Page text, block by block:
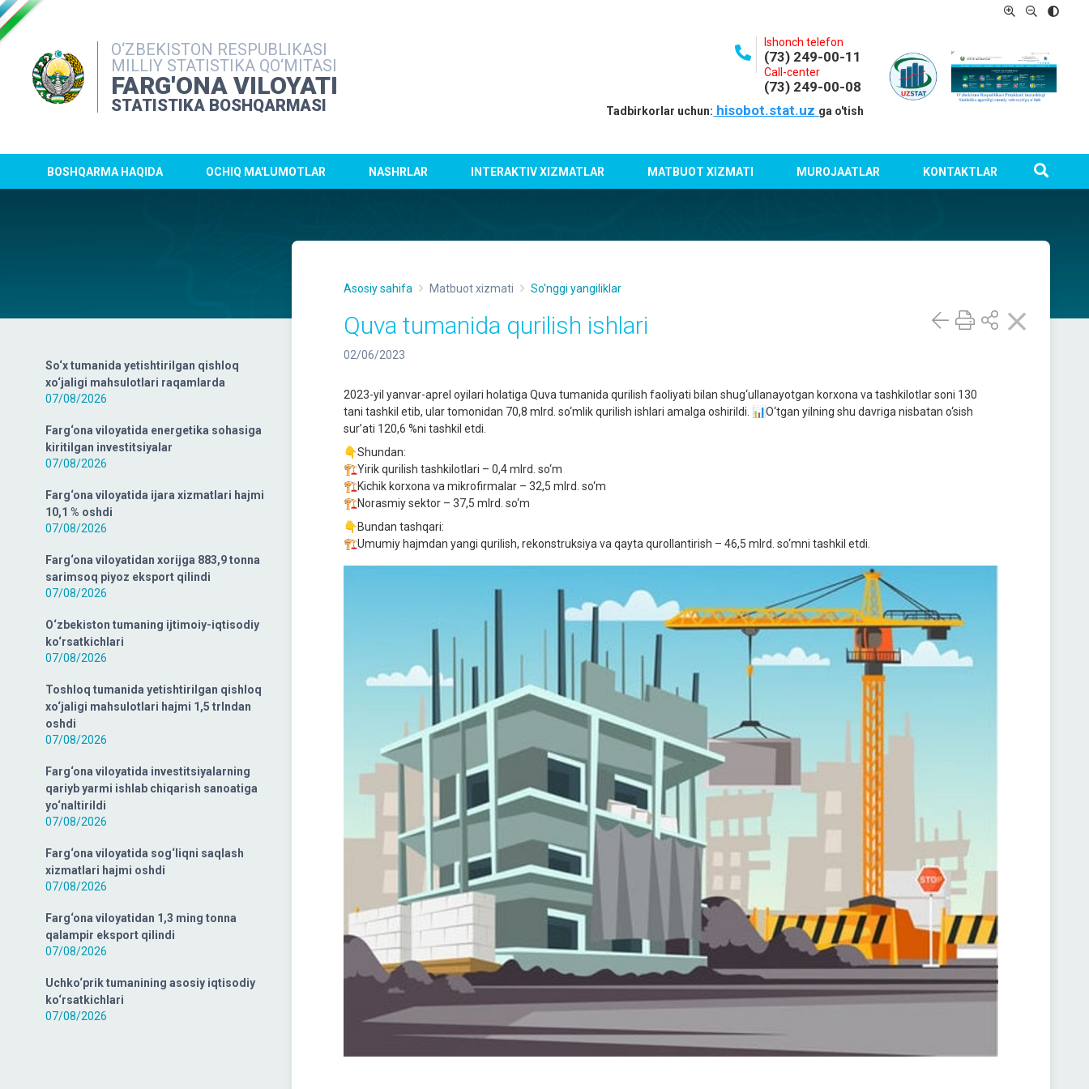
O‘ZBEKISTON RESPUBLIKASI
MILLIY STATISTIKA QO‘MITASI
FARG'ONA VILOYATI
STATISTIKA BOSHQARMASI
Ishonch telefon
(73) 249-00-11
Call-center
(73) 249-00-08
Tadbirkorlar uchun: hisobot.stat.uz ga o'tish
BOSHQARMA HAQIDA OCHIQ MA'LUMOTLAR NASHRLAR INTERAKTIV XIZMATLAR MATBUOT XIZMATI MUROJAATLAR KONTAKTLAR
So‘x tumanida yetishtirilgan qishloq
xo‘jaligi mahsulotlari raqamlarda
07/08/2026
Farg‘ona viloyatida energetika sohasiga
kiritilgan investitsiyalar
07/08/2026
Farg‘ona viloyatida ijara xizmatlari hajmi
10,1 % oshdi
07/08/2026
Farg‘ona viloyatidan xorijga 883,9 tonna
sarimsoq piyoz eksport qilindi
07/08/2026
O‘zbekiston tumaning ijtimoiy-iqtisodiy
ko‘rsatkichlari
07/08/2026
Toshloq tumanida yetishtirilgan qishloq
xo‘jaligi mahsulotlari hajmi 1,5 trlndan
oshdi
07/08/2026
Farg‘ona viloyatida investitsiyalarning
qariyb yarmi ishlab chiqarish sanoatiga
yo‘naltirildi
07/08/2026
Farg‘ona viloyatida sog‘liqni saqlash
xizmatlari hajmi oshdi
07/08/2026
Farg‘ona viloyatidan 1,3 ming tonna
qalampir eksport qilindi
07/08/2026
Uchko‘prik tumanining asosiy iqtisodiy
ko‘rsatkichlari
07/08/2026
Asosiy sahifa Matbuot xizmati So'nggi yangiliklar
Quva tumanida qurilish ishlari
02/06/2023
2023-yil yanvar-aprel oyilari holatiga Quva tumanida qurilish faoliyati bilan shug‘ullanayotgan korxona va tashkilotlar soni 130
tani tashkil etib, ular tomonidan 70,8 mlrd. so‘mlik qurilish ishlari amalga oshirildi. 📊O‘tgan yilning shu davriga nisbatan o‘sish
sur’ati 120,6 %ni tashkil etdi.
👇Shundan:
🏗Yirik qurilish tashkilotlari – 0,4 mlrd. so‘m
🏗Kichik korxona va mikrofirmalar – 32,5 mlrd. so‘m
🏗Norasmiy sektor – 37,5 mlrd. so‘m
👇Bundan tashqari:
🏗Umumiy hajmdan yangi qurilish, rekonstruksiya va qayta qurollantirish – 46,5 mlrd. so‘mni tashkil etdi.